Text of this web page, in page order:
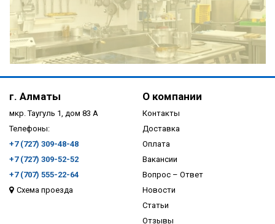
ПОДРОБНЕЕ
ПОДРОБНЕЕ
г. Алматы
мкр. Таугуль 1, дом 83 А
Телефоны:
+7 (727) 309-48-48
+7 (727) 309-52-52
+7 (707) 555-22-64
Схема проезда
О компании
Контакты
Доставка
Оплата
Вакансии
Вопрос – Ответ
Новости
Статьи
Отзывы